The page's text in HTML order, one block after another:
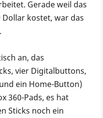
Gerade weil das
kostet, war das
an, das
vier Digitalbuttons,
ein Home-Button)
360-Pads, es hat
Sticks noch ein